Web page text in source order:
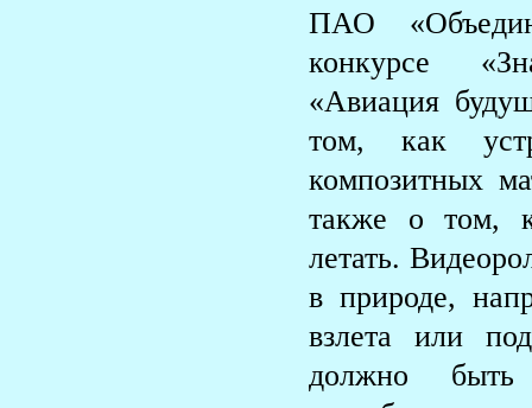
ПАО
конкурсе
«Авиация
том, как
композитных
также о том,
летать.
в природе,
взлета или
должно быть